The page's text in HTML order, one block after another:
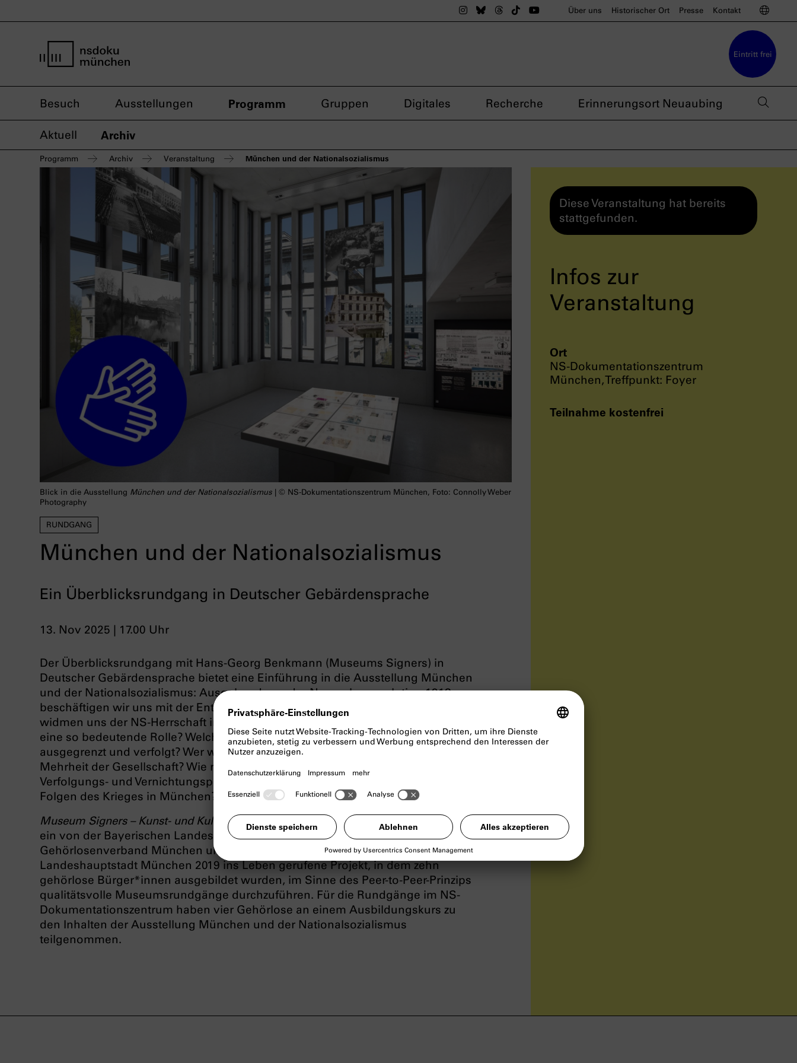
Das nsdoku München auf Instagram
Das nsdoku München auf BlueSky
Das nsdoku München auf Threads
Das nsdoku München auf TikTok
Das nsdoku München auf YouTube
Über uns Historischer Ort Presse Kontakt
Eintritt frei
Besuch Ausstellungen Programm Gruppen Digitales Recherche Erinnerungsort Neuaubing
Aktuell Archiv
Programm Archiv Veranstaltung München und der Nationalsozialismus
RUNDGANG
München und der Nationalsozialismus
Ein Überblicksrundgang in Deutscher Gebärdensprache
13. Nov 2025 | 17.00 Uhr
Blick in die Ausstellung München und der Nationalsozialismus | © NS-Dokumentationszentrum München, Foto: Connolly Weber
Photography
Der Überblicksrundgang mit Hans-Georg Benkmann (Museums Signers) in
Deutscher Gebärdensprache bietet eine Einführung in die Ausstellung München
und der Nationalsozialismus: Ausgehend von der Novemberrevolution 1918
beschäftigen wir uns mit der Entstehungs- und Aufstiegsphase der NSDAP und
widmen uns der NS-Herrschaft in München. Warum spielte gerade München
eine so bedeutende Rolle? Welche Personengruppen wurden in der NS-Zeit
ausgegrenzt und verfolgt? Wer war dafür verantwortlich und wie verhielt sich die
Mehrheit der Gesellschaft? Wie radikalisierte sich die nationalsozialistische
Verfolgungs- und Vernichtungspolitik im Zweiten Weltkrieg und was waren die
Folgen des Krieges in München?
Museum Signers – Kunst- und Kulturvermittlung in Deutscher Gebärdenspracheist
ein von der Bayerischen Landesstelle für nichtstaatliche Museen, dem
Gehörlosenverband München und Umland e.V. und dem Kulturreferat der
Landeshauptstadt München 2019 ins Leben gerufene Projekt, in dem zehn
gehörlose Bürger*innen ausgebildet wurden, im Sinne des Peer-to-Peer-Prinzips
qualitätsvolle Museumsrundgänge durchzuführen. Für die Rundgänge im NS-
Dokumentationszentrum haben vier Gehörlose an einem Ausbildungskurs zu
den Inhalten der Ausstellung München und der Nationalsozialismus
teilgenommen.
Diese Veranstaltung hat bereits
stattgefunden.
Infos zur
Veranstaltung
Ort
NS-Dokumentationszentrum
München, Treffpunkt: Foyer
Teilnahme kostenfrei